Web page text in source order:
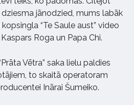
jānodzied, mums labāk
“Te Saule aust” video
Roga un Papa Chi.
Vētra” saka lielu paldies
to skaitā operatoram
Inārai Šumeiko.